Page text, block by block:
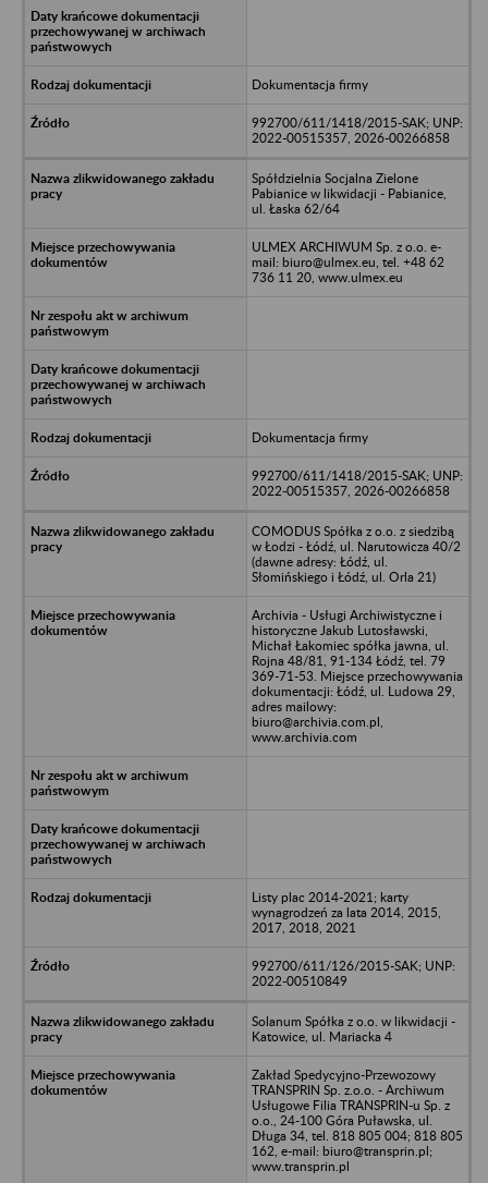
Dokumentacja firmy
992700/611/1418/2015-SAK; UNP:
2022-00515357, 2026-00266858
Spółdzielnia Socjalna Zielone
Pabianice w likwidacji - Pabianice,
ul. Łaska 62/64
ULMEX ARCHIWUM Sp. z o.o. e-
mail: biuro@ulmex.eu, tel. +48 62
736 11 20, www.ulmex.eu
Dokumentacja firmy
992700/611/1418/2015-SAK; UNP:
2022-00515357, 2026-00266858
COMODUS Spółka z o.o. z siedzibą
w Łodzi - Łódź, ul. Narutowicza 40/2
(dawne adresy: Łódź, ul.
Słomińskiego i Łódź, ul. Orla 21)
Archivia - Usługi Archiwistyczne i
historyczne Jakub Lutosławski,
Michał Łakomiec spółka jawna, ul.
Rojna 48/81, 91-134 Łódź, tel. 79
369-71-53. Miejsce przechowywania
dokumentacji: Łódź, ul. Ludowa 29,
adres mailowy:
biuro@archivia.com.pl,
www.archivia.com
Listy plac 2014-2021; karty
wynagrodzeń za lata 2014, 2015,
2017, 2018, 2021
992700/611/126/2015-SAK; UNP:
2022-00510849
Solanum Spółka z o.o. w likwidacji -
Katowice, ul. Mariacka 4
Zakład Spedycyjno-Przewozowy
TRANSPRIN Sp. z.o.o. - Archiwum
Usługowe Filia TRANSPRIN-u Sp. z
o.o., 24-100 Góra Puławska, ul.
Długa 34, tel. 818 805 004; 818 805
162, e-mail: biuro@transprin.pl;
www.transprin.pl